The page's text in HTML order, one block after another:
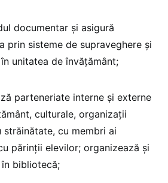
documentar şi asigură
prin sisteme de supraveghere şi
unitatea de învăţământ;
parteneriate interne şi externe
culturale, organizaţii
străinătate, cu membri ai
părinţii elevilor; organizează şi
bibliotecă;